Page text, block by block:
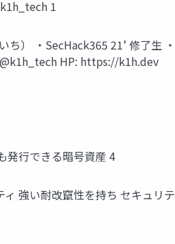
1
） ・SecHack365 21’ 修了生
HP: https://k1h.dev
発行できる暗号資産 4
強い耐改竄性を持ち セキュ